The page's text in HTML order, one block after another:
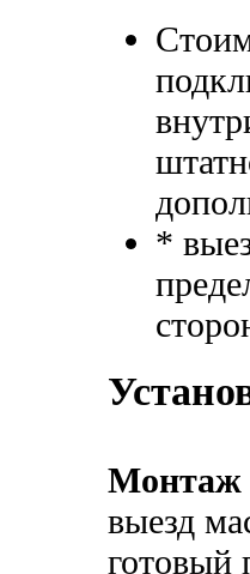
*
Монтаж
выезд
готовый